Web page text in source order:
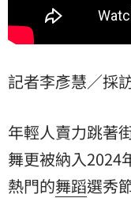
記者李彥慧／採
年輕人賣力跳著
舞更被納入2024
熱門的舞蹈選秀